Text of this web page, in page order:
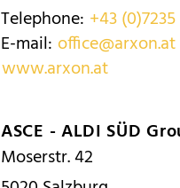
Telephone: +43 (0)7235
E-mail: office@arxon.at
www.arxon.at
ASCE - ALDI SÜD
Moserstr. 42